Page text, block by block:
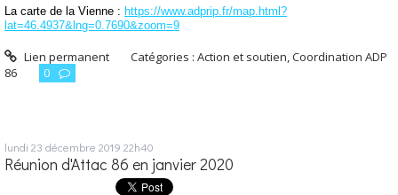
La carte de la Vienne : https://www.adprip.fr/map.html?
lat=46.4937&lng=0.7690&zoom=9
Lien permanent Catégories :Action et soutien,Coordination ADP
86
0
lundi 23 décembre 2019 22h40
Réunion d'Attac 86 en janvier 2020